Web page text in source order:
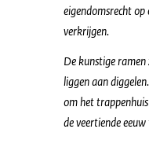
eigendomsrecht
verkrijgen.
De kunstige
liggen aan
om het
de veertiende